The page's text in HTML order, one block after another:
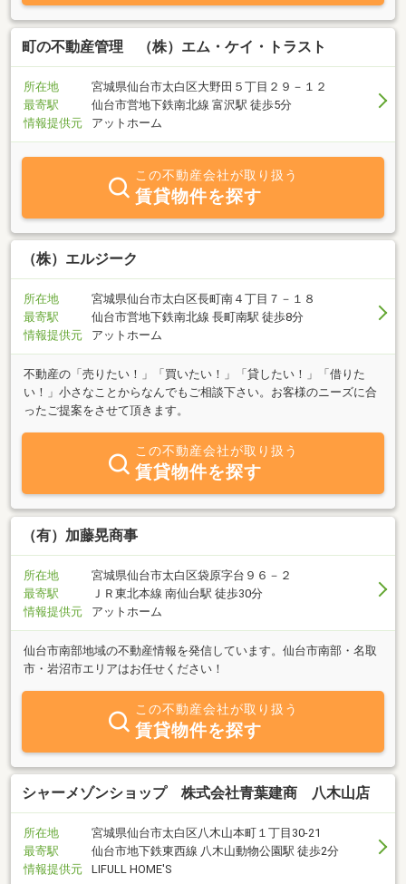
フから、有益な情報を提供して行ければと考えております。是非、
お気軽にお問い合わせください！
町の不動産管理 （株）エム・ケイ・トラスト
所在地
宮城県仙台市太白区大野田５丁目２９－１２
最寄駅
仙台市営地下鉄南北線 富沢駅 徒歩5分
情報提供元
アットホーム
この不動産会社が取り扱う
賃貸物件を探す
（株）エルジーク
所在地
宮城県仙台市太白区長町南４丁目７－１８
最寄駅
仙台市営地下鉄南北線 長町南駅 徒歩8分
情報提供元
アットホーム
不動産の「売りたい！」「買いたい！」「貸したい！」「借りた
い！」小さなことからなんでもご相談下さい。お客様のニーズに合
ったご提案をさせて頂きます。
この不動産会社が取り扱う
賃貸物件を探す
（有）加藤晃商事
所在地
宮城県仙台市太白区袋原字台９６－２
最寄駅
ＪＲ東北本線 南仙台駅 徒歩30分
情報提供元
アットホーム
仙台市南部地域の不動産情報を発信しています。仙台市南部・名取
市・岩沼市エリアはお任せください！
この不動産会社が取り扱う
賃貸物件を探す
シャーメゾンショップ 株式会社青葉建商 八木山店
所在地
宮城県仙台市太白区八木山本町１丁目30-21
最寄駅
仙台市地下鉄東西線 八木山動物公園駅 徒歩2分
情報提供元
LIFULL HOME'S